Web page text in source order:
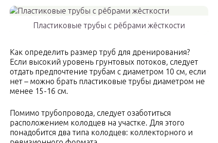
Пластиковые трубы с рёбрами жёсткости
Как определить размер труб для дренирования?
Если высокий уровень грунтовых потоков, следует
отдать предпочтение трубам с диаметром 10 см, если
нет – можно брать пластиковые трубы диаметром не
менее 15-16 см.
Помимо трубопровода, следует озаботиться
расположением колодцев на участке. Для этого
понадобится два типа колодцев: коллекторного и